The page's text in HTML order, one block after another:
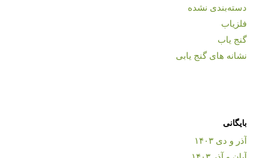
دسته‌بندی نشده
فلزیاب
گنج یاب
نشانه های گنج یابی
بایگانی
آذر و دی ۱۴۰۳